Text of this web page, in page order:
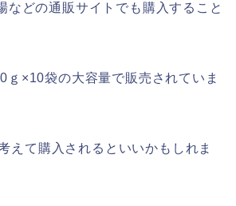
などの通販サイトでも購入すること
ｇ×10袋の大容量で販売されていま
えて購入されるといいかもしれま